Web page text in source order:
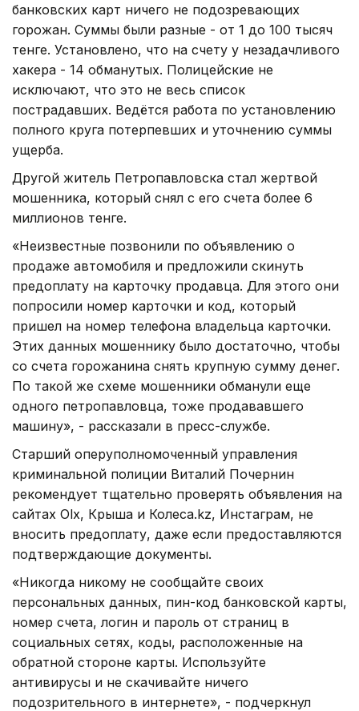
банковских карт ничего не подозревающих
горожан. Суммы были разные - от 1 до 100 тысяч
тенге. Установлено, что на счету у незадачливого
хакера - 14 обманутых. Полицейские не
исключают, что это не весь список
пострадавших. Ведётся работа по установлению
полного круга потерпевших и уточнению суммы
ущерба.
Другой житель Петропавловска стал жертвой
мошенника, который снял с его счета более 6
миллионов тенге.
«Неизвестные позвонили по объявлению о
продаже автомобиля и предложили скинуть
предоплату на карточку продавца. Для этого они
попросили номер карточки и код, который
пришел на номер телефона владельца карточки.
Этих данных мошеннику было достаточно, чтобы
со счета горожанина снять крупную сумму денег.
По такой же схеме мошенники обманули еще
одного петропавловца, тоже продававшего
машину», - рассказали в пресс-службе.
Старший оперуполномоченный управления
криминальной полиции Виталий Почернин
рекомендует тщательно проверять объявления на
сайтах Olx, Крыша и Колеса.kz, Инстаграм, не
вносить предоплату, даже если предоставляются
подтверждающие документы.
«Никогда никому не сообщайте своих
персональных данных, пин-код банковской карты,
номер счета, логин и пароль от страниц в
социальных сетях, коды, расположенные на
обратной стороне карты. Используйте
антивирусы и не скачивайте ничего
подозрительного в интернете», - подчеркнул